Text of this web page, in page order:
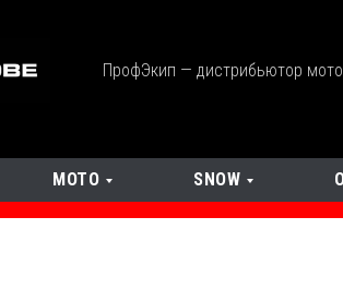
ПрофЭкип — дистрибьютор
МОТО SNOW